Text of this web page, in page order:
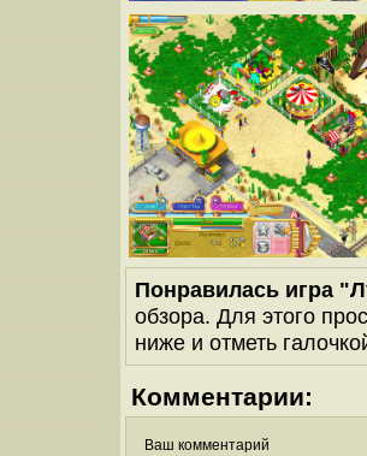
Понравилась игра
обзора. Для этого
ниже и отметь
Комментарии:
Ваш комментарий